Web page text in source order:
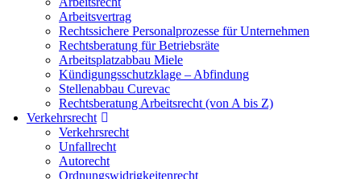
Arbeitsvertrag
Rechtssichere Personalprozesse für Unternehmen
Rechtsberatung für Betriebsräte
Arbeitsplatzabbau Miele
Kündigungsschutzklage – Abfindung
Stellenabbau Curevac
Rechtsberatung Arbeitsrecht (von A bis Z)
Verkehrsrecht
Verkehrsrecht
Unfallrecht
Autorecht
Ordnungswidrigkeitenrecht